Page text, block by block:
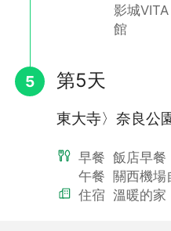
嵐山渡月橋：染上一層鮮豔紅
影城
館
5 第5天
東大寺〉奈良公
早餐 飯店早餐
午餐
關西機場
住宿 溫暖的家